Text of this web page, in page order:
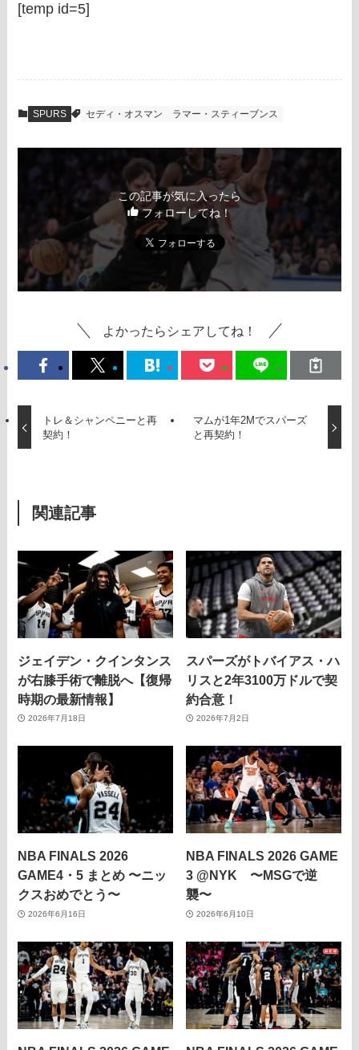
[temp id=5]
SPURS セディ・オスマン ラマー・スティーブンス
この記事が気に入ったら
フォローしてね！
よかったらシェアしてね！
トレ＆シャンペニーと再
契約！
マムが1年2Mでスパーズ
と再契約！
関連記事
ジェイデン・クインタンス
が右膝手術で離脱へ【復帰
時期の最新情報】
2026年7月18日
スパーズがトバイアス・ハ
リスと2年3100万ドルで契
約合意！
2026年7月2日
NBA FINALS 2026
GAME4・5 まとめ 〜ニッ
クスおめでとう〜
2026年6月16日
NBA FINALS 2026 GAME
3 @NYK 〜MSGで逆
襲〜
2026年6月10日